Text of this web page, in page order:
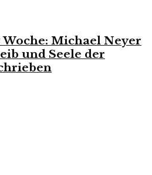
Woche: Michael Neyer
und Seele der